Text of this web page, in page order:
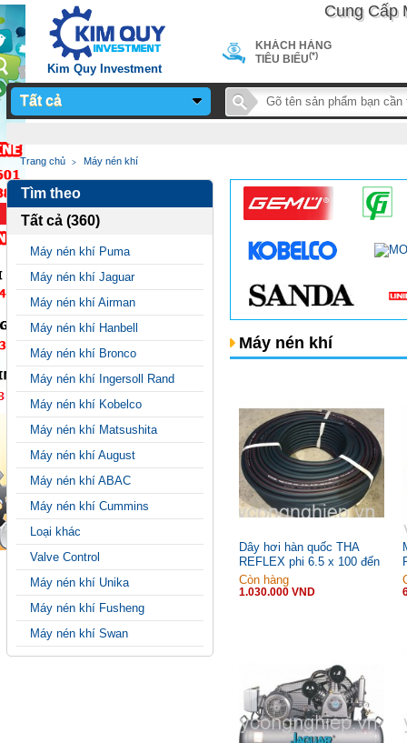
Cung Cấp
Kim Quy Investment
KHÁCH HÀNG
TIÊU BIỂU(*)
Tất cả
Notice : Undefined
variable: page_title in
/home/sieuthimay/domains/sieuthimaycongnghiep.vn/
on line 24
Trang chủ Máy nén khí
Tìm theo
Tất cả (360)
Máy nén khí Puma
Máy nén khí Jaguar
Máy nén khí Airman
Máy nén khí Hanbell
Máy nén khí Bronco
Máy nén khí Ingersoll Rand
Máy nén khí Kobelco
Máy nén khí Matsushita
Máy nén khí August
Máy nén khí ABAC
Máy nén khí Cummins
Loại khác
Valve Control
Máy nén khí Unika
Máy nén khí Fusheng
Máy nén khí Swan
Máy nén khí
Dây hơi hàn quốc THA
REFLEX phi 6.5 x 100 đến
50x50m
Còn hàng
1.030.000 VND